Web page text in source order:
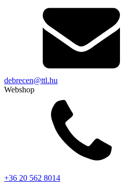
debrecen@ttl.hu
Webshop
+36 20 562 8014